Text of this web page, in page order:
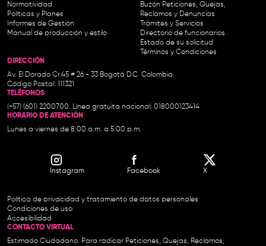
Normatividad
Políticas y Planes
Informes de Gestión
Manual de producción y estilo
Buzón Peticiones, Quejas,
Reclamos y Denuncias
Trámites y Servicios
Directorio de funcionarios
Estado de su solicitud
Términos y Condiciones
DIRECCIÓN
Av. El Dorado Cr.45 # 26 - 33 Bogotá D.C. Colombia.
Código Postal: 111321
TELÉFONOS
(+57) (601) 2200700. Línea gratuita nacional: 018000123414
HORARIO DE ATENCIÓN
Lunes a viernes de 8:00 a.m. a 5:00 p.m.
Instagram Facebook X
Política de privacidad y tratamiento de datos personales
Condiciones de uso
Accesibilidad
CONTACTO VIRTUAL
Estimado Ciudadano: Para radicar Peticiones, Quejas, Reclamos,